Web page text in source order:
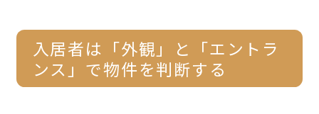
入居者は「外観」と「エントラ
ンス」で物件を判断する